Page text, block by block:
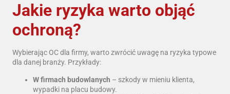
Jakie ryzyka warto objąć
ochroną?
Wybierając OC dla firmy, warto zwrócić uwagę na ryzyka typowe
dla danej branży. Przykłady:
W firmach budowlanych – szkody w mieniu klienta,
wypadki na placu budowy.